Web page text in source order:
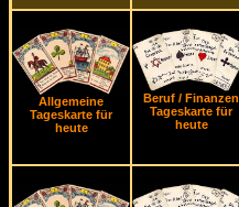
Allgemeine
Tageskarte für
heute
Beruf / Finanzen
Tageskarte für
heute